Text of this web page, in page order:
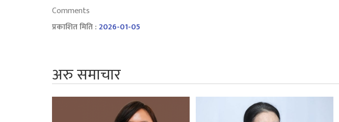
Comments
प्रकाशित मिति :2026-01-05
अरु समाचार